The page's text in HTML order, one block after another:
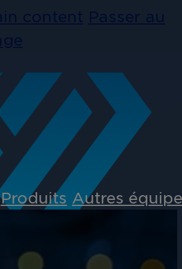
Produits Autres